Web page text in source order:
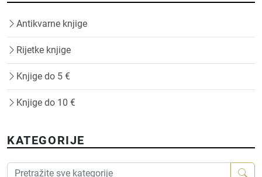
Antikvarne knjige
Rijetke knjige
Knjige do 5 €
Knjige do 10 €
KATEGORIJE